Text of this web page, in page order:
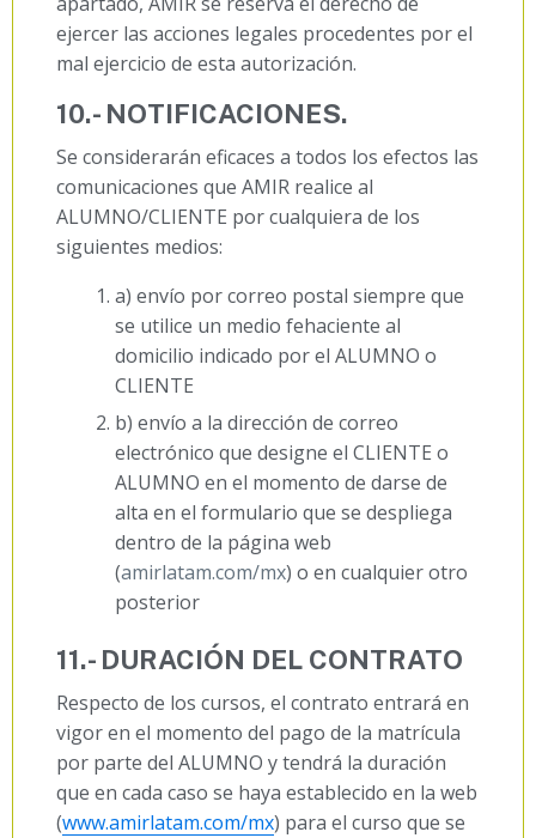
ejercer las acciones legales procedentes por el
mal ejercicio de esta autorización.
10.- NOTIFICACIONES.
Se considerarán eficaces a todos los efectos las
comunicaciones que AMIR realice al
ALUMNO/CLIENTE por cualquiera de los
siguientes medios:
a) envío por correo postal siempre que
se utilice un medio fehaciente al
domicilio indicado por el ALUMNO o
CLIENTE
b) envío a la dirección de correo
electrónico que designe el CLIENTE o
ALUMNO en el momento de darse de
alta en el formulario que se despliega
dentro de la página web
(amirlatam.com/mx) o en cualquier otro
posterior
11.- DURACIÓN DEL CONTRATO
Respecto de los cursos, el contrato entrará en
vigor en el momento del pago de la matrícula
por parte del ALUMNO y tendrá la duración
que en cada caso se haya establecido en la web
(www.amirlatam.com/mx) para el curso que se